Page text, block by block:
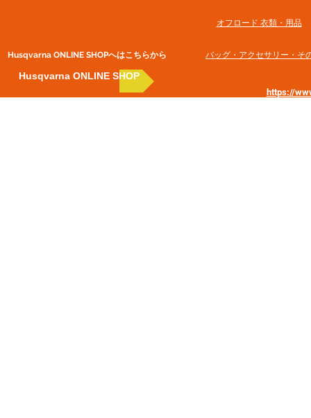
Husqvarna ONLINE SHOP​へはこちらから
Husqvarna ONLINE SHOP
オフロード 衣類・用品
バッグ・アクセサリー・そ
https://